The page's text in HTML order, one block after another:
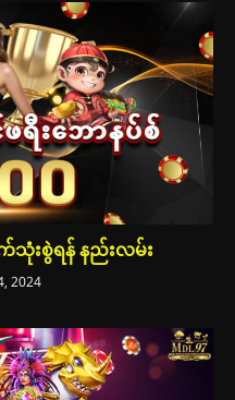
က်သုံးစွဲရန် နည်းလမ်း
2024